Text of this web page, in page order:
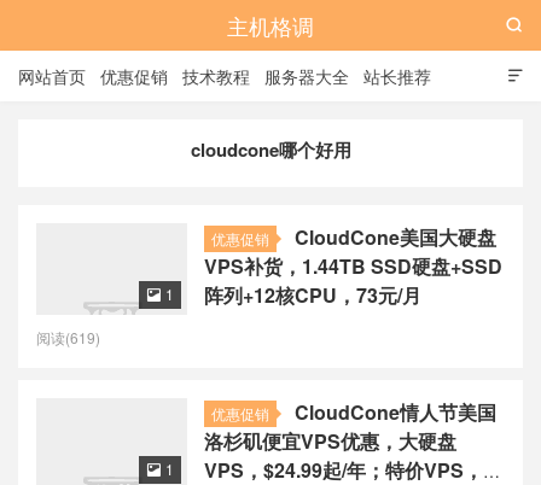
主机格调

网站首页 优惠促销 技术教程 服务器大全 站长推荐

cloudcone哪个好用
优惠促销
CloudCone美国大硬盘
VPS补货，1.44TB SSD硬盘+SSD
阵列+12核CPU，73元/月
 1
阅读(619)
优惠促销
CloudCone情人节美国
洛杉矶便宜VPS优惠，大硬盘
VPS，$24.99起/年；特价VPS，
 1